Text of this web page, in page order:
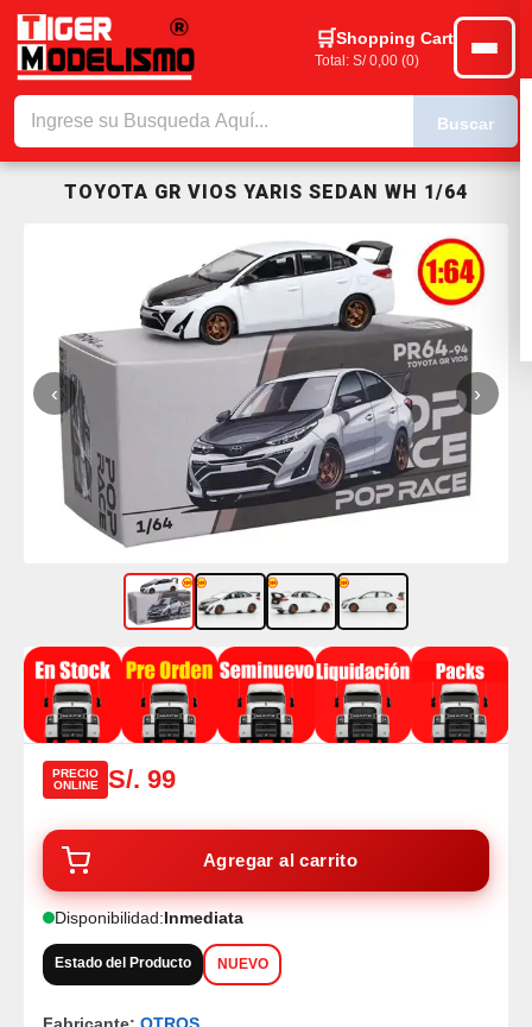
Shopping Cart
Total: S/ 0,00 (0)
Buscar
TOYOTA GR VIOS YARIS SEDAN WH 1/64
‹ ›
PRECIO
ONLINE
S/. 99
Agregar al carrito
Disponibilidad:Inmediata
Estado del Producto NUEVO